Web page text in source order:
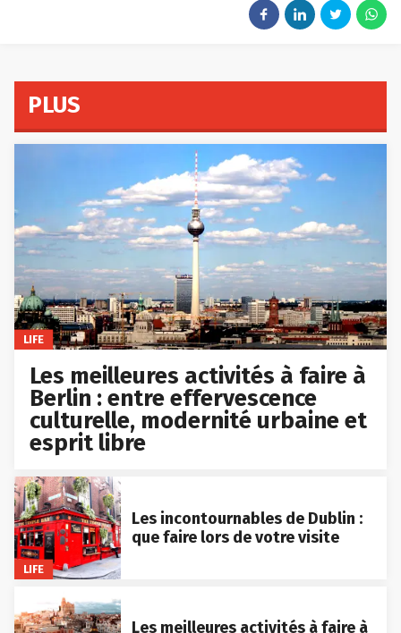
PLUS
LIFE
Les meilleures activités à faire à
Berlin : entre effervescence
culturelle, modernité urbaine et
esprit libre
LIFE
Les incontournables de Dublin :
que faire lors de votre visite
Les meilleures activités à faire à